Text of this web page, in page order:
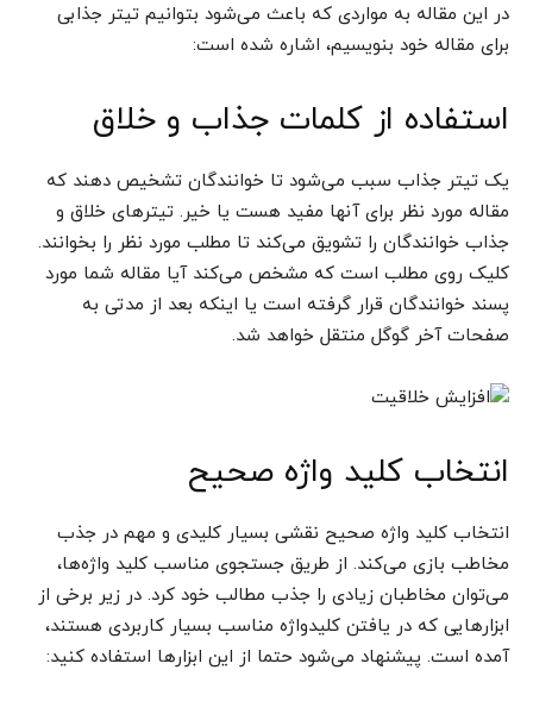
در این مقاله به مواردی که باعث می‌شود بتوانیم تیتر جذابی
برای مقاله خود بنویسیم، اشاره شده است:
استفاده از کلمات جذاب و خلاق
یک تیتر جذاب سبب می‌شود تا خوانندگان تشخیص دهند که
مقاله مورد نظر برای آنها مفید هست یا خیر. تیتر‌های خلاق و
جذاب خوانندگان را تشویق می‌کند تا مطلب مورد نظر را بخوانند.
کلیک روی مطلب است که مشخص می‌کند آیا مقاله شما مورد
پسند خوانندگان قرار گرفته است یا اینکه بعد از مدتی به
صفحات آخر گوگل منتقل خواهد شد.
انتخاب کلید واژ‌ه صحیح
انتخاب کلید واژه صحیح نقشی بسیار کلیدی و مهم در جذب
مخاطب بازی می‌کند. از طریق جستجوی مناسب کلید واژه‌ها،
می‌توان مخاطبان زیادی را جذب مطالب خود کرد. در زیر برخی از
ابزار‌هایی که در یافتن کلید‌واژه مناسب بسیار کاربردی هستند،
آمده است. پیشنهاد می‌شود حتما از این ابزار‌ها استفاده کنید: